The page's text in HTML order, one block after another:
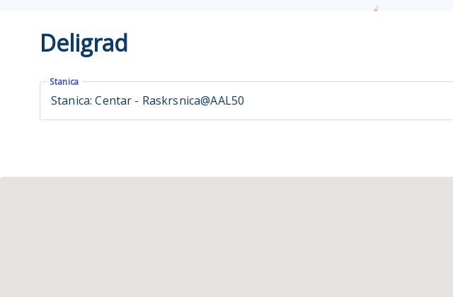
Deligrad
Stanica
Stanica: Centar - Raskrsnica@AAL50